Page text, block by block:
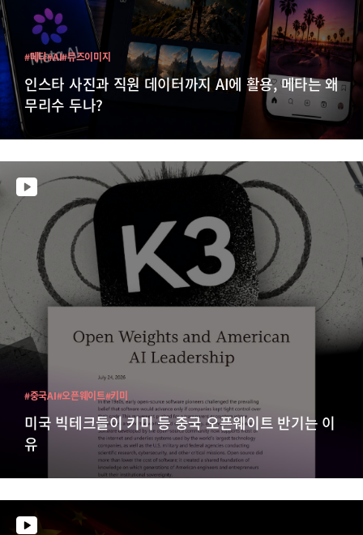
인스타 사진과 직원 데이터까지 AI에 활용, 메타는 왜
무리수 두나?
#메타#AI#뮤즈이미지
미국 빅테크들이 키미 등 중국 오픈웨이트 반기는 이
유
#중국AI#오픈웨이트#키미